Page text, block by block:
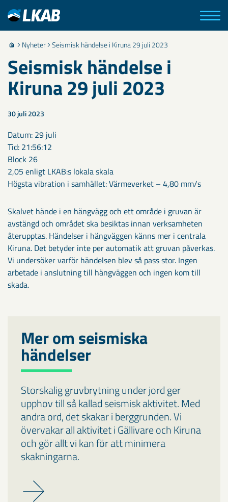
Nyheter Seismisk händelse i Kiruna 29 juli 2023
Seismisk händelse i
Kiruna 29 juli 2023
30 juli 2023
Datum: 29 juli
Tid: 21:56:12
Block 26
2,05 enligt LKAB:s lokala skala
Högsta vibration i samhället: Värmeverket – 4,80 mm/s
Skalvet hände i en hängvägg och ett område i gruvan är
avstängd och området ska besiktas innan verksamheten
återupptas. Händelser i hängväggen känns mer i centrala
Kiruna. Det betyder inte per automatik att gruvan påverkas.
Vi undersöker varför händelsen blev så pass stor. Ingen
arbetade i anslutning till hängväggen och ingen kom till
skada.
Mer om seismiska
händelser
Storskalig gruvbrytning under jord ger
upphov till så kallad seismisk aktivitet. Med
andra ord, det skakar i berggrunden. Vi
övervakar all aktivitet i Gällivare och Kiruna
och gör allt vi kan för att minimera
skakningarna.